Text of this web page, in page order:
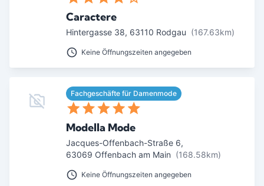
Caractere
Hintergasse 38, 63110 Rodgau (167.63km)
Keine Öffnungszeiten angegeben
Fachgeschäfte für Damenmode
Modella Mode
Jacques-Offenbach-Straße 6,
63069 Offenbach am Main (168.58km)
Keine Öffnungszeiten angegeben